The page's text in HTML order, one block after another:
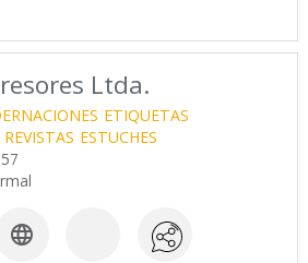
Ltda.
ETIQUETAS
REVISTAS ESTUCHES
